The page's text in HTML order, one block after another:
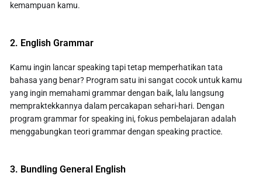
kemampuan kamu.
2. English Grammar
Kamu ingin lancar speaking tapi tetap memperhatikan tata
bahasa yang benar? Program satu ini sangat cocok untuk kamu
yang ingin memahami grammar dengan baik, lalu langsung
mempraktekkannya dalam percakapan sehari-hari. Dengan
program grammar for speaking ini, fokus pembelajaran adalah
menggabungkan teori grammar dengan speaking practice.
3. Bundling General English